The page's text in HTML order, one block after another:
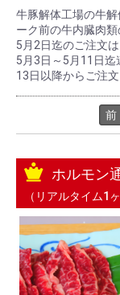
牛豚解体工場の牛
ーク前の牛内臓肉
5月2日迄のご注文
5月3日～5月11日
13日以降からご注文
前
ホルモン
（リアルタイム1